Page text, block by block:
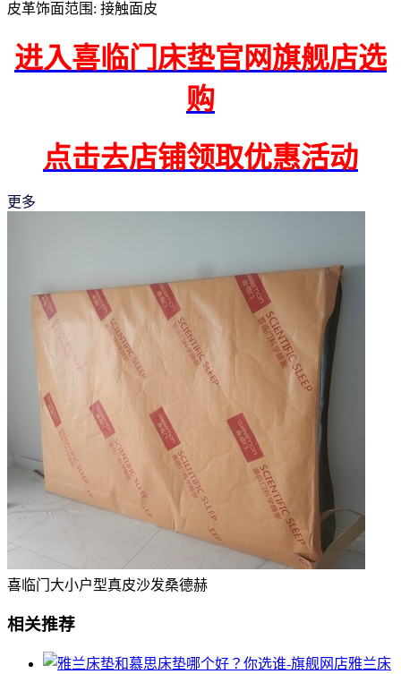
皮革饰面范围: 接触面皮
进入喜临门床垫官网旗舰店选
购
点击去店铺领取优惠活动
更多
喜临门大小户型真皮沙发桑德赫
相关推荐
雅兰床